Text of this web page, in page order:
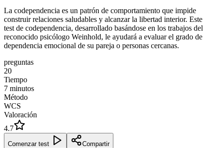
La codependencia es un patrón de comportamiento que impide
construir relaciones saludables y alcanzar la libertad interior. Este
test de codependencia, desarrollado basándose en los trabajos del
reconocido psicólogo Weinhold, le ayudará a evaluar el grado de
dependencia emocional de su pareja o personas cercanas.
preguntas
20
Tiempo
7 minutos
Método
WCS
Valoración
4.7
Comenzar test Compartir